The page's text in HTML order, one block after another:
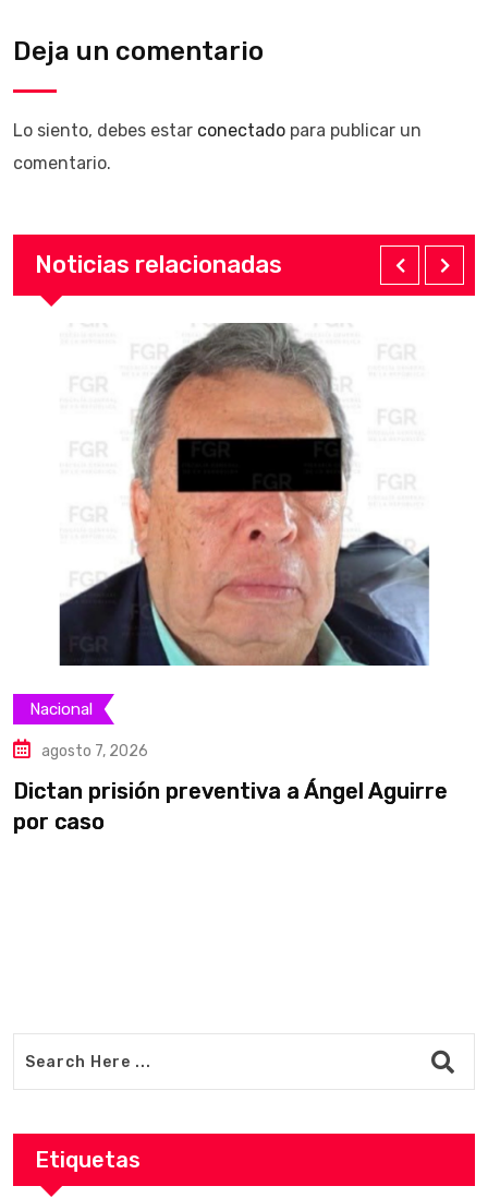
Deja un comentario
Lo siento, debes estar conectado para publicar un
comentario.
Noticias relacionadas
Nacional
agosto 7, 2026
Dictan prisión preventiva a Ángel Aguirre
por caso
Etiquetas